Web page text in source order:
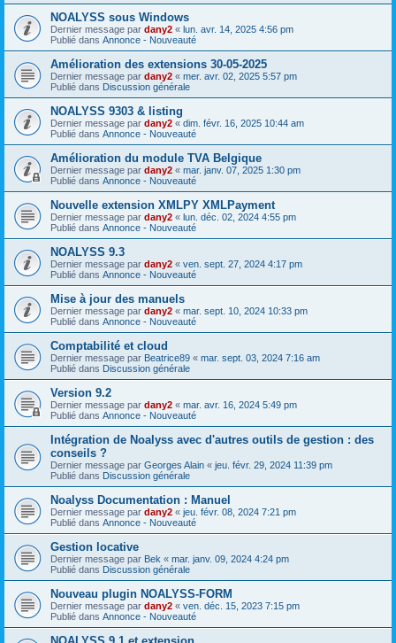
NOALYSS sous Windows
Dernier message par dany2 « lun. avr. 14, 2025 4:56 pm
Publié dans Annonce - Nouveauté
Amélioration des extensions 30-05-2025
Dernier message par dany2 « mer. avr. 02, 2025 5:57 pm
Publié dans Discussion générale
NOALYSS 9303 & listing
Dernier message par dany2 « dim. févr. 16, 2025 10:44 am
Publié dans Annonce - Nouveauté
Amélioration du module TVA Belgique
Dernier message par dany2 « mar. janv. 07, 2025 1:30 pm
Publié dans Annonce - Nouveauté
Nouvelle extension XMLPY XMLPayment
Dernier message par dany2 « lun. déc. 02, 2024 4:55 pm
Publié dans Annonce - Nouveauté
NOALYSS 9.3
Dernier message par dany2 « ven. sept. 27, 2024 4:17 pm
Publié dans Annonce - Nouveauté
Mise à jour des manuels
Dernier message par dany2 « mar. sept. 10, 2024 10:33 pm
Publié dans Annonce - Nouveauté
Comptabilité et cloud
Dernier message par Beatrice89 « mar. sept. 03, 2024 7:16 am
Publié dans Discussion générale
Version 9.2
Dernier message par dany2 « mar. avr. 16, 2024 5:49 pm
Publié dans Annonce - Nouveauté
Intégration de Noalyss avec d'autres outils de gestion : des
conseils ?
Dernier message par Georges Alain « jeu. févr. 29, 2024 11:39 pm
Publié dans Discussion générale
Noalyss Documentation : Manuel
Dernier message par dany2 « jeu. févr. 08, 2024 7:21 pm
Publié dans Annonce - Nouveauté
Gestion locative
Dernier message par Bek « mar. janv. 09, 2024 4:24 pm
Publié dans Discussion générale
Nouveau plugin NOALYSS-FORM
Dernier message par dany2 « ven. déc. 15, 2023 7:15 pm
Publié dans Annonce - Nouveauté
NOALYSS 9.1 et extension